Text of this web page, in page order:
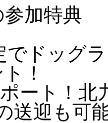
加特典
でドッグ
！
ート！北
送迎も可